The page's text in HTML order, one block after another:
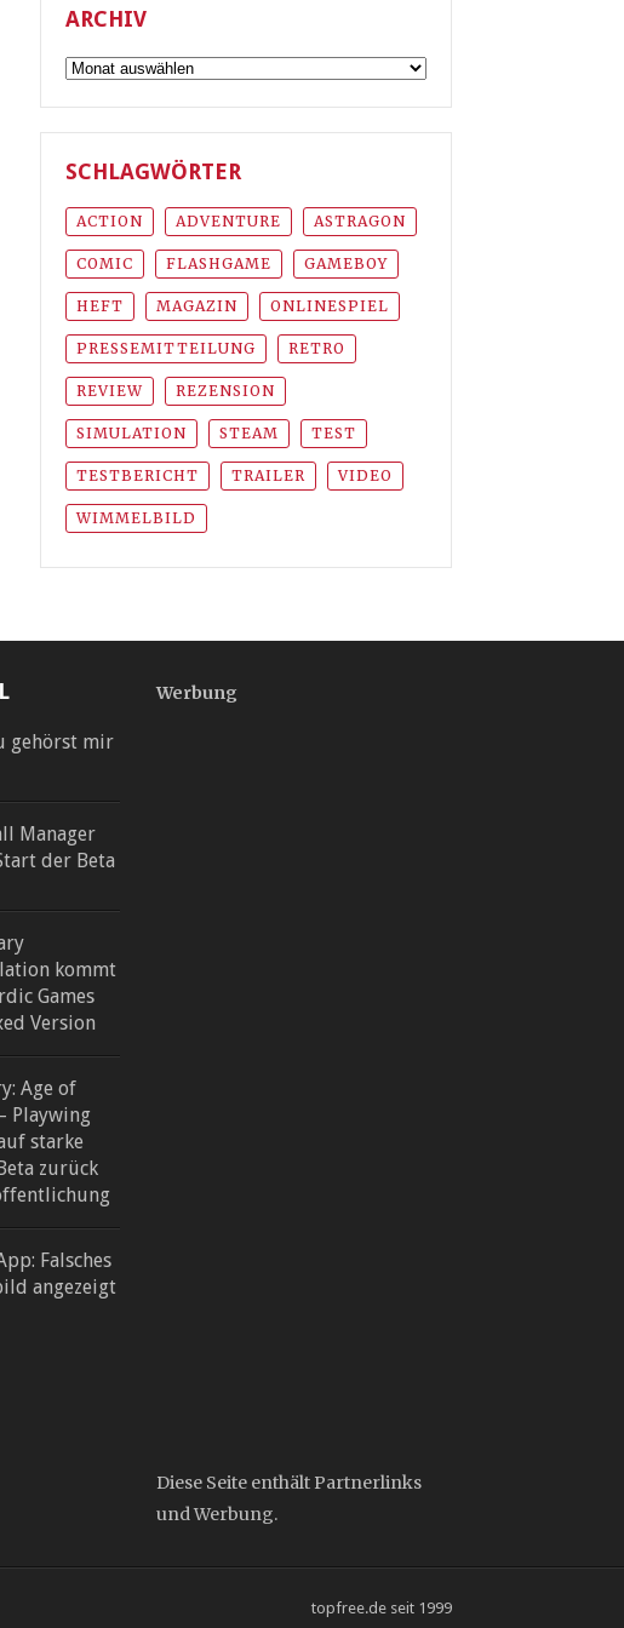
ARCHIV
Archiv
SCHLAGWÖRTER
ACTION ADVENTURE ASTRAGON
COMIC FLASHGAME GAMEBOY
HEFT MAGAZIN ONLINESPIEL
PRESSEMITTEILUNG RETRO
REVIEW REZENSION
SIMULATION STEAM TEST
TESTBERICHT TRAILER VIDEO
WIMMELBILD
gehörst mir
Manager
der Beta
kommt
Games
Version
Age of
Playwing
starke
zurück
Falsches
angezeigt
Werbung
Diese Seite enthält Partnerlinks
und Werbung.
topfree.de seit 1999